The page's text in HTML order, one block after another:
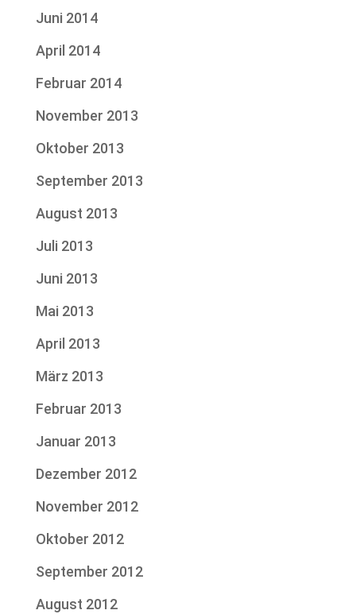
Juni 2014
April 2014
Februar 2014
November 2013
Oktober 2013
September 2013
August 2013
Juli 2013
Juni 2013
Mai 2013
April 2013
März 2013
Februar 2013
Januar 2013
Dezember 2012
November 2012
Oktober 2012
September 2012
August 2012